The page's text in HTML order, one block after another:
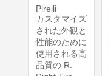
Pirelli
カスタマイズ
された外観と
性能のために
使用される高
品質の R.